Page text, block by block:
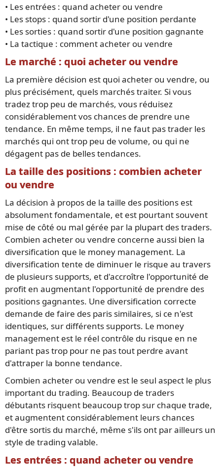
• Les entrées : quand acheter ou vendre
• Les stops : quand sortir d'une position perdante
• Les sorties : quand sortir d'une position gagnante
• La tactique : comment acheter ou vendre
Le marché : quoi acheter ou vendre
La première décision est quoi acheter ou vendre, ou
plus précisément, quels marchés traiter. Si vous
tradez trop peu de marchés, vous réduisez
considérablement vos chances de prendre une
tendance. En même temps, il ne faut pas trader les
marchés qui ont trop peu de volume, ou qui ne
dégagent pas de belles tendances.
La taille des positions : combien acheter
ou vendre
La décision à propos de la taille des positions est
absolument fondamentale, et est pourtant souvent
mise de côté ou mal gérée par la plupart des traders.
Combien acheter ou vendre concerne aussi bien la
diversification que le money management. La
diversification tente de diminuer le risque au travers
de plusieurs supports, et d'accroître l'opportunité de
profit en augmentant l'opportunité de prendre des
positions gagnantes. Une diversification correcte
demande de faire des paris similaires, si ce n'est
identiques, sur différents supports. Le money
management est le réel contrôle du risque en ne
pariant pas trop pour ne pas tout perdre avant
d'attraper la bonne tendance.
Combien acheter ou vendre est le seul aspect le plus
important du trading. Beaucoup de traders
débutants risquent beaucoup trop sur chaque trade,
et augmentent considérablement leurs chances
d'être sortis du marché, même s'ils ont par ailleurs un
style de trading valable.
Les entrées : quand acheter ou vendre